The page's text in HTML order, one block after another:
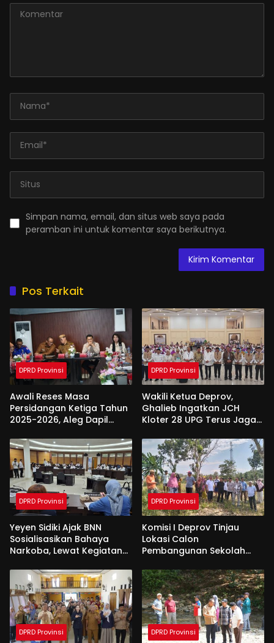
Simpan nama, email, dan situs web saya pada
peramban ini untuk komentar saya berikutnya.
Pos Terkait
DPRD Provinsi
Awali Reses Masa
Persidangan Ketiga Tahun
2025-2026, Aleg Dapil
Apresiasi Dari Pemda
DPRD Provinsi
Wakili Ketua Deprov,
Ghalieb Ingatkan JCH
Kloter 28 UPG Terus Jaga
Tanah Suci
DPRD Provinsi
Yeyen Sidiki Ajak BNN
Sosialisasikan Bahaya
Narkoba, Lewat Kegiatan
DPRD Provinsi
Komisi I Deprov Tinjau
Lokasi Calon
Pembangunan Sekolah
DPRD Provinsi DPRD Provinsi